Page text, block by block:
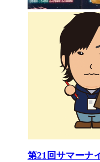
第21回サマーナ